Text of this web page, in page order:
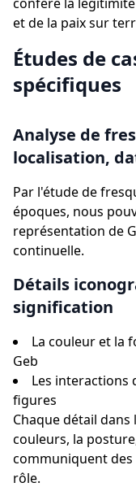
et de la paix sur
Études de
spécifiques
Analyse de
localisation,
Par l'étude de
époques, nous
représentation de
continuelle.
Détails
signification
La couleur et la
Geb
Les interactions
figures
Chaque détail
couleurs, la
communiquent des
rôle.